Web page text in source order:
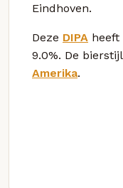
Eindhoven.
Deze DIPA heeft
9.0%. De
Amerika.